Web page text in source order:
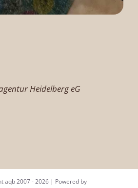
Heidelberg eG
aqb 2007 -2026 | Powered by